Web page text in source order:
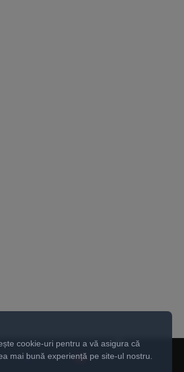
cookie-uri pentru a vă asigura că
mai bună experiență pe site-ul nostru.